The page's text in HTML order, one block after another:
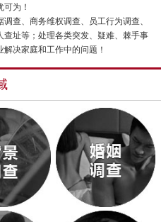
为！
查、商务维权调查、员工行为调查、
址等；处理各类突发、疑难、棘手事
决家庭和工作中的问题！